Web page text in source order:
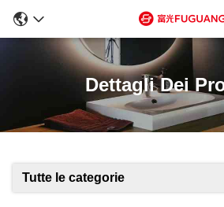
Dettagli Dei
Tutte le categorie